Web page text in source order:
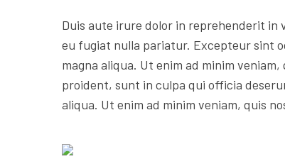
Duis aute irure dolor in reprehenderit in
eu fugiat nulla pariatur. Excepteur sint
magna aliqua. Ut enim ad minim
proident, sunt in culpa qui officia
aliqua. Ut enim ad minim veniam, quis